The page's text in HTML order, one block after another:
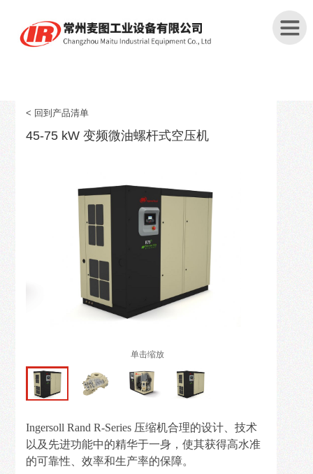
关
案
闻
资
讯
< 回到产品清单
45-75 kW 变频微油螺杆式空压机
单击缩放
Ingersoll Rand R-Series 压缩机合理的设计、技术
以及先进功能中的精华于一身，使其获得高水准
的可靠性、效率和生产率的保障。